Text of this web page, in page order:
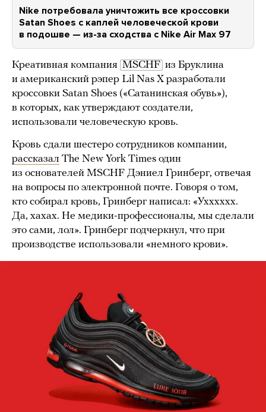
Nike потребовала уничтожить все кроссовки
Satan Shoes с каплей человеческой крови
в подошве — из-за сходства с Nike Air Max 97
Креативная компания MSCHF из Бруклина
и американский рэпер Lil Nas X разработали
кроссовки Satan Shoes («Сатанинская обувь»),
в которых, как утверждают создатели,
использовали человеческую кровь.
Кровь сдали шестеро сотрудников компании,
рассказал The New York Times один
из основателей MSCHF Дэниел Гринберг, отвечая
на вопросы по электронной почте. Говоря о том,
кто собирал кровь, Гринберг написал: «Ухххххх.
Да, хахах. Не медики-профессионалы, мы сделали
это сами, лол». Гринберг подчеркнул, что при
производстве использовали «немного крови».